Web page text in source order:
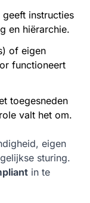
instructies
en hiërarchie.
of eigen
functioneert
toegesneden
valt het om.
eigen
sturing.
in te